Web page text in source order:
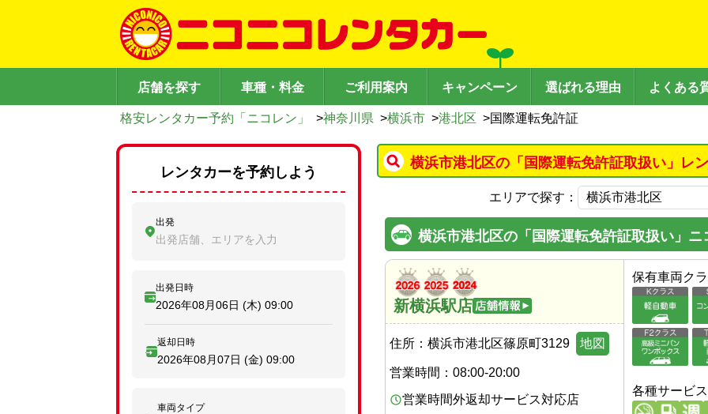
店舗を探す 車種・料金 ご利用案内 キャンペーン 選ばれる理由 よくある
格安レンタカー予約「ニコレン」 >神奈川県 >横浜市 >港北区 >国際運転免許証
横浜市港北区の「国際運転免許証取扱い」レ
エリアで探す：
横浜市港北区の「国際運転免許証取扱い」
新横浜駅店
住所： 横浜市港北区篠原町3129 地図
営業時間： 08:00-20:00
営業時間外返却サービス対応店
保有車両ク
各種サービス
レンタカーを予約しよう
出発
出発店舗、エリアを入力
出発日時
2026年08月06日 (木) 09:00
返却日時
2026年08月07日 (金) 09:00
車両タイプ